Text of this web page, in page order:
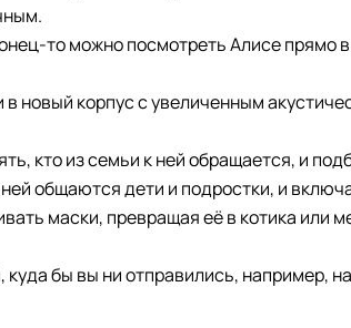
то можно посмотреть Алисе прямо в
корпус с увеличенным
кто из семьи к ней обращается, и
общаются дети и подростки, и
маски, превращая её в котика или
бы вы ни отправились, например,